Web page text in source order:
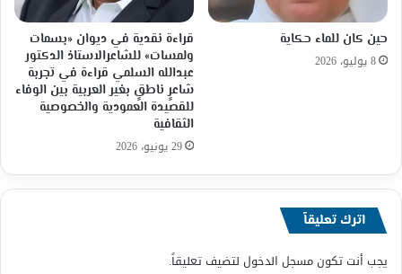
حين كان للماء حكاية
8 يوليو، 2026
قراءة نقدية في ديوان «بسمات
ولمسات» للشاعرالاستاذ الدكتور
عبدالله السلمي قراءة في تجربة
شاعرٍ ناطقٍ بغير العربية بين الوفاء
للقصيدة العمودية والخصوصية
الثقافية
29 يونيو، 2026
اترك تعليقاً
يجب أنت تكونمسجل الدخول لتضيف تعليقاً.